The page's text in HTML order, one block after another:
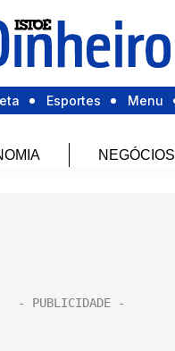
Esportes Menu
NEGÓCIOS